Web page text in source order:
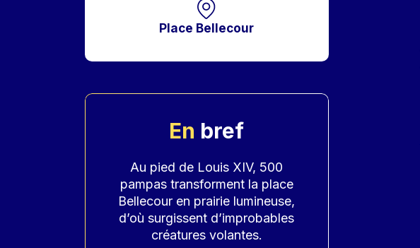
Place Bellecour
En bref
Accroche
Au pied de Louis XIV, 500
pampas transforment la place
Bellecour en prairie lumineuse,
d’où surgissent d’improbables
créatures volantes.